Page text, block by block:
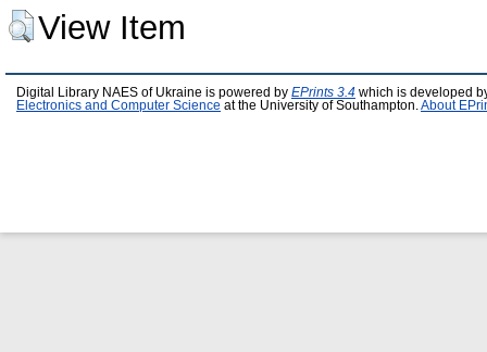
View Item
Digital Library NAES of Ukraine is powered by EPrints 3.4 which is developed
Electronics and Computer Science at the University of Southampton. About